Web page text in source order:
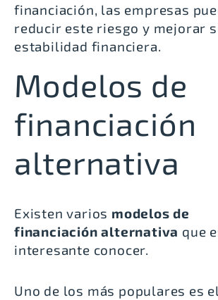
financiación, las empresas
reducir este riesgo y mejorar
estabilidad financiera.
Modelos de
financiación
alternativa
Existen varios modelos de
financiación alternativa que
interesante conocer.
Uno de los más populares es el